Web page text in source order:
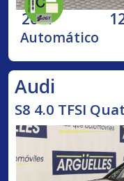
2017
Automático
Audi
S8 4.0 TFSI